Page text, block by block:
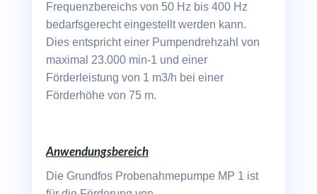
Frequenzbereichs von 50 Hz bis 400 Hz
bedarfsgerecht eingestellt werden kann.
Dies entspricht einer Pumpendrehzahl von
maximal 23.000 min-1 und einer
Förderleistung von 1 m3/h bei einer
Förderhöhe von 75 m.
Anwendungsbereich
Die Grundfos Probenahmepumpe MP 1 ist